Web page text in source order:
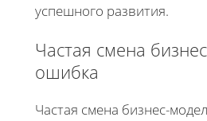
успешного развития.
Частая смена
ошибка
Частая смена бизнес-